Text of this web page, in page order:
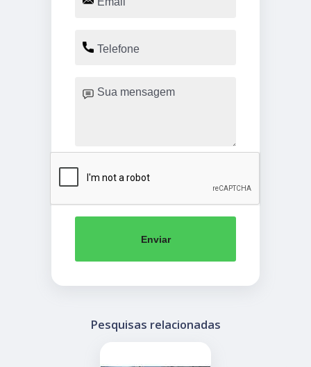
Enviar
Pesquisas relacionadas